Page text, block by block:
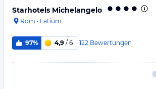
Starhotels Michelangelo
Rom · Latium
97% 4,9 / 6 122 Bewertungen